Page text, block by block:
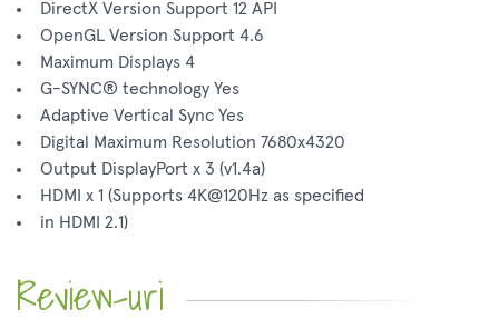
DirectX Version Support 12 API
OpenGL Version Support 4.6
Maximum Displays 4
G-SYNC® technology Yes
Adaptive Vertical Sync Yes
Digital Maximum Resolution 7680x4320
Output DisplayPort x 3 (v1.4a)
HDMI x 1 (Supports 4K@120Hz as specified
in HDMI 2.1)
Review-uri